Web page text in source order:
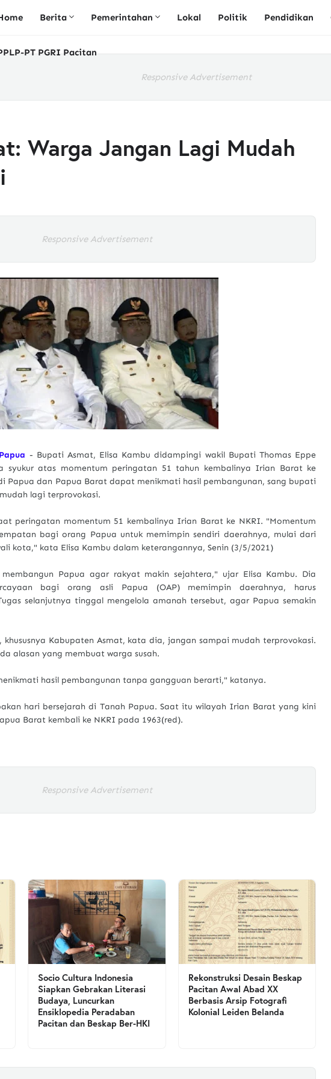
Berita Pemerintahan Lokal Politik Pendidikan
PT PGRI Pacitan
Responsive Advertisement
Warga Jangan Lagi Mudah
Responsive Advertisement
- Bupati Asmat, Elisa Kambu didampingi wakil Bupati Thomas Eppe
syukur atas momentum peringatan 51 tahun kembalinya Irian Barat ke
Papua dan Papua Barat dapat menikmati hasil pembangunan, sang bupati
lagi terprovokasi.
peringatan momentum 51 kembalinya Irian Barat ke NKRI. "Momentum
bagi orang Papua untuk memimpin sendiri daerahnya, mulai dari
kota," kata Elisa Kambu dalam keterangannya, Senin (3/5/2021)
Papua agar rakyat makin sejahtera," ujar Elisa Kambu. Dia
bagi orang asli Papua (OAP) memimpin daerahnya, harus
selanjutnya tinggal mengelola amanah tersebut, agar Papua semakin
Kabupaten Asmat, kata dia, jangan sampai mudah terprovokasi.
alasan yang membuat warga susah.
hasil pembangunan tanpa gangguan berarti," katanya.
hari bersejarah di Tanah Papua. Saat itu wilayah Irian Barat yang kini
Barat kembali ke NKRI pada 1963(red).
Responsive Advertisement
Socio Cultura Indonesia
Siapkan Gebrakan Literasi
Budaya, Luncurkan
Ensiklopedia Peradaban
Pacitan dan Beskap Ber-HKI
Rekonstruksi Desain Beskap
Pacitan Awal Abad XX
Berbasis Arsip Fotografi
Kolonial Leiden Belanda